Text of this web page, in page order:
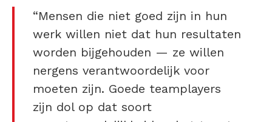
“Mensen die niet goed zijn in hun
werk willen niet dat hun resultaten
worden bijgehouden — ze willen
nergens verantwoordelijk voor
moeten zijn. Goede teamplayers
zijn dol op dat soort